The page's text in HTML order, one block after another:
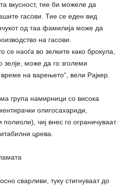
вкусност, тие би можеле да
гасови. Тие се еден вид
од таа фамилија може да
на гасови.
се наоѓа во зелките како брокула,
може да го зголеми
на варењето“, вели Рајкер.
група намирници со висока
олигосахариди,
чиј внес го ограничуваат
црева.
сварливи, туку стигнуваат до